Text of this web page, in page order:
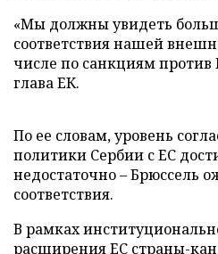
«Мы должны увидеть
соответствия нашей
числе по санкциям против
глава ЕК.
По ее словам, уровень
политики Сербии с ЕС
недостаточно – Брюссель
соответствия.
В рамках
расширения ЕС страны-